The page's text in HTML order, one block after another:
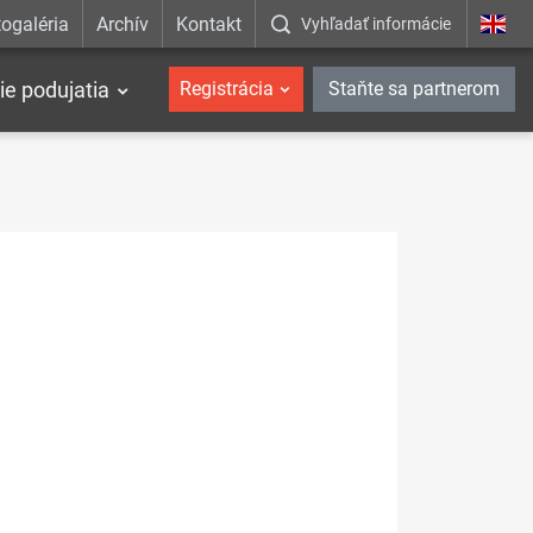
Archív Kontakt Vyhľadať informácie
podujatia Registrácia Staňte sa partnerom